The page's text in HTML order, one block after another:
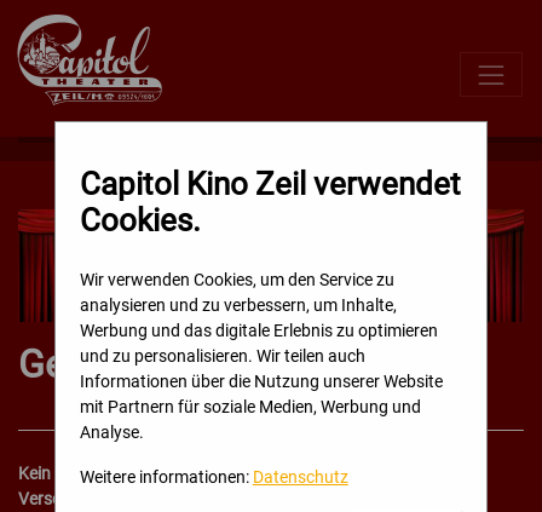
Direkt
zum
Inhalt
Geschenkgutscheine
Kein passendes Geschenk?
Verschenken Sie doch mal einen Kinobesuch!
Capitol Kino Zeil verwendet
Cookies.
Wir verwenden Cookies, um den Service zu
analysieren und zu verbessern, um Inhalte,
Werbung und das digitale Erlebnis zu optimieren
und zu personalisieren. Wir teilen auch
Informationen über die Nutzung unserer Website
mit Partnern für soziale Medien, Werbung und
Analyse.
Weitere informationen: Datenschutz